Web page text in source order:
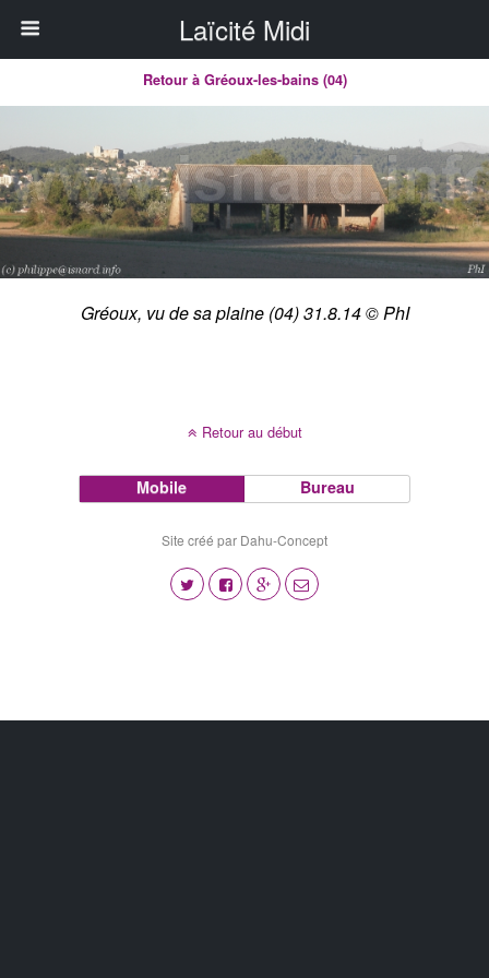
Laïcité Midi
Retour à Gréoux-les-bains (04)
Gréoux, vu de sa plaine (04) 31.8.14 © PhI
Retour au début
Mobile Bureau
Site créé par Dahu-Concept